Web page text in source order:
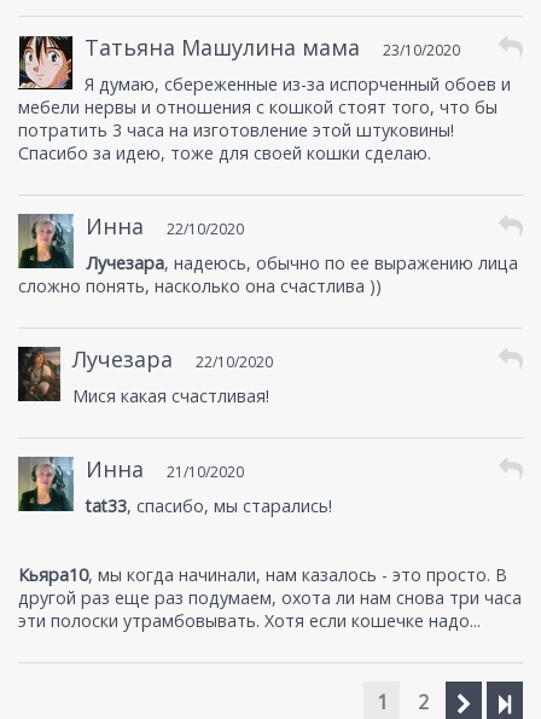
Татьяна Машулина мама 23/10/2020
Я думаю, сбереженные из-за испорченный обоев и
мебели нервы и отношения с кошкой стоят того, что бы
потратить 3 часа на изготовление этой штуковины!
Спасибо за идею, тоже для своей кошки сделаю.
Инна 22/10/2020
Лучезара, надеюсь, обычно по ее выражению лица
сложно понять, насколько она счастлива ))
Лучезара 22/10/2020
Мися какая счастливая!
Инна 21/10/2020
tat33, спасибо, мы старались!
Кьяра10, мы когда начинали, нам казалось - это просто. В
другой раз еще раз подумаем, охота ли нам снова три часа
эти полоски утрамбовывать. Хотя если кошечке надо...
1 2